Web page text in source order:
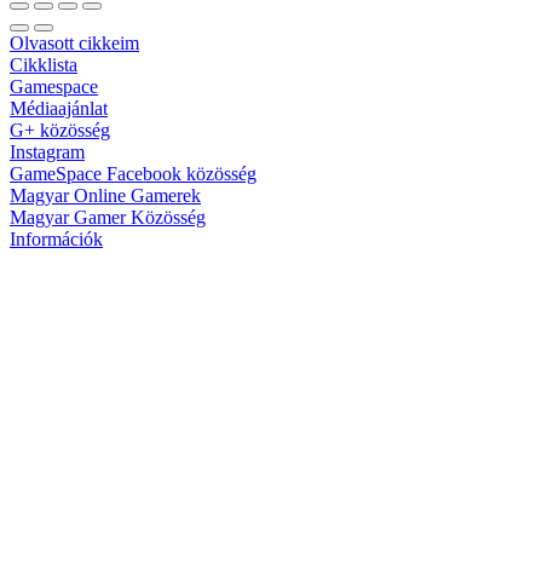
Olvasott cikkeim
Cikklista
Gamespace
Médiaajánlat
G+ közösség
Instagram
GameSpace Facebook közösség
Magyar Online Gamerek
Magyar Gamer Közösség
Információk